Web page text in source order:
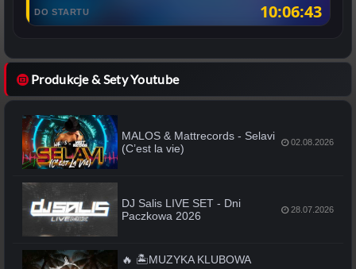
DO STARTU 10:06:42
Produkcje & Sety Youtube
MALOS & Mattrecords - Selavi
(C’est la vie)
02.08.2026
DJ Salis LIVE SET - Dni
Paczkowa 2026
28.07.2026
🔥 🏝️MUZYKA KLUBOWA